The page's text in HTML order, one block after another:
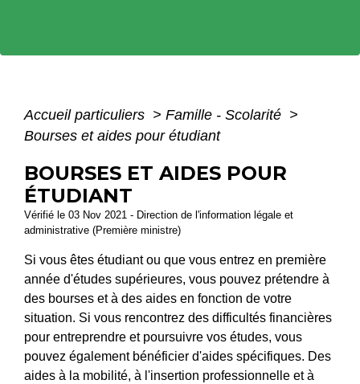
Accueil particuliers > Famille - Scolarité >
Bourses et aides pour étudiant
BOURSES ET AIDES POUR
ÉTUDIANT
Vérifié le 03 Nov 2021 - Direction de l'information légale et
administrative (Première ministre)
Si vous êtes étudiant ou que vous entrez en première
année d'études supérieures, vous pouvez prétendre à
des bourses et à des aides en fonction de votre
situation. Si vous rencontrez des difficultés financières
pour entreprendre et poursuivre vos études, vous
pouvez également bénéficier d'aides spécifiques. Des
aides à la mobilité, à l'insertion professionnelle et à